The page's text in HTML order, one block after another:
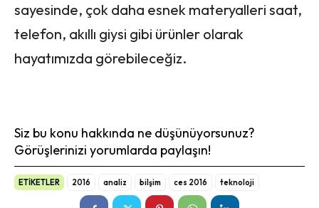
sayesinde, çok daha esnek materyalleri saat,
telefon, akıllı giysi gibi ürünler olarak
hayatımızda görebileceğiz.
Siz bu konu hakkında ne düşünüyorsunuz?
Görüşlerinizi yorumlarda paylaşın!
ETİKETLER 2016 analiz bilşim ces 2016 teknoloji